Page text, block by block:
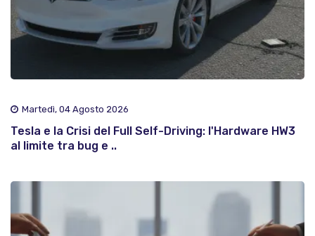
Martedì, 04 Agosto 2026
Tesla e la Crisi del Full Self-Driving: l'Hardware HW3
al limite tra bug e ..